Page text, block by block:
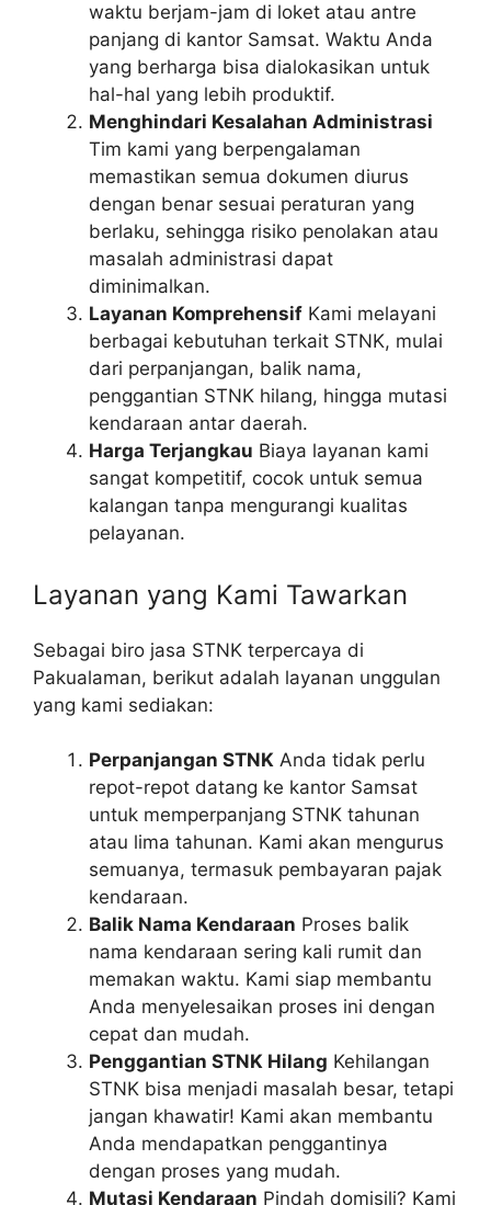
waktu berjam-jam di loket atau antre
panjang di kantor Samsat. Waktu Anda
yang berharga bisa dialokasikan untuk
hal-hal yang lebih produktif.
Menghindari Kesalahan Administrasi
Tim kami yang berpengalaman
memastikan semua dokumen diurus
dengan benar sesuai peraturan yang
berlaku, sehingga risiko penolakan atau
masalah administrasi dapat
diminimalkan.
Layanan Komprehensif Kami melayani
berbagai kebutuhan terkait STNK, mulai
dari perpanjangan, balik nama,
penggantian STNK hilang, hingga mutasi
kendaraan antar daerah.
Harga Terjangkau Biaya layanan kami
sangat kompetitif, cocok untuk semua
kalangan tanpa mengurangi kualitas
pelayanan.
Layanan yang Kami Tawarkan
Sebagai biro jasa STNK terpercaya di
Pakualaman, berikut adalah layanan unggulan
yang kami sediakan:
Perpanjangan STNK Anda tidak perlu
repot-repot datang ke kantor Samsat
untuk memperpanjang STNK tahunan
atau lima tahunan. Kami akan mengurus
semuanya, termasuk pembayaran pajak
kendaraan.
Balik Nama Kendaraan Proses balik
nama kendaraan sering kali rumit dan
memakan waktu. Kami siap membantu
Anda menyelesaikan proses ini dengan
cepat dan mudah.
Penggantian STNK Hilang Kehilangan
STNK bisa menjadi masalah besar, tetapi
jangan khawatir! Kami akan membantu
Anda mendapatkan penggantinya
dengan proses yang mudah.
Mutasi Kendaraan Pindah domisili? Kami